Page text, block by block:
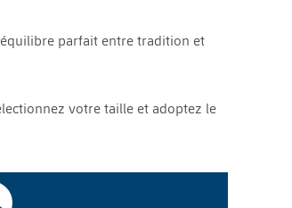
parfait entre tradition et
votre taille et adoptez le